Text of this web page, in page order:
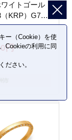
ワイトゴール
（KRP）G76-
円
市
ー（Cookie）を使
Cookieの利用に同
ださい。